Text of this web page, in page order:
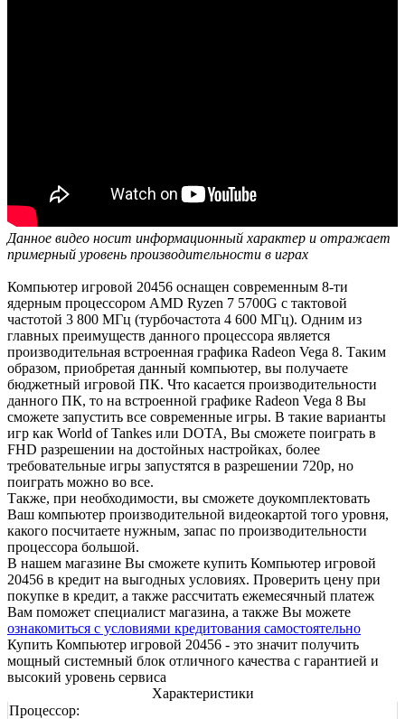
Данное видео носит информационный характер и отражает
примерный уровень производительности в играх
Компьютер игровой 20456 оснащен современным 8-ти
ядерным процессором AMD Ryzen 7 5700G с тактовой
частотой 3 800 МГц (турбочастота 4 600 МГц). Одним из
главных преимуществ данного процессора является
производительная встроенная графика Radeon Vega 8. Таким
образом, приобретая данный компьютер, вы получаете
бюджетный игровой ПК. Что касается производительности
данного ПК, то на встроенной графике Radeon Vega 8 Вы
сможете запустить все современные игры. В такие варианты
игр как World of Tankes или DOTA, Вы сможете поиграть в
FHD разрешении на достойных настройках, более
требовательные игры запустятся в разрешении 720р, но
поиграть можно во все.
Также, при необходимости, вы сможете доукомплектовать
Ваш компьютер производительной видеокартой того уровня,
какого посчитаете нужным, запас по производительности
процессора большой.
В нашем магазине Вы сможете купить Компьютер игровой
20456 в кредит на выгодных условиях. Проверить цену при
покупке в кредит, а также рассчитать ежемесячный платеж
Вам поможет специалист магазина, а также Вы можете
ознакомиться с условиями кредитования самостоятельно
Купить Компьютер игровой 20456 - это значит получить
мощный системный блок отличного качества с гарантией и
высокий уровень сервиса
Характеристики
Процессор: